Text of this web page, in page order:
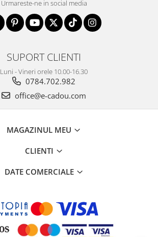
Urmareste-ne in social media
SUPORT CLIENTI
Luni - Vineri orele 10.00-16.30
0784.702.982
office@e-cadou.com
MAGAZINUL MEU
CLIENTI
DATE COMERCIALE